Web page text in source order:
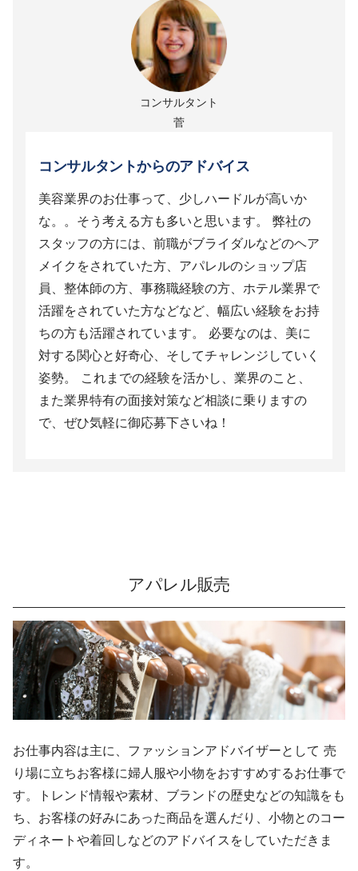
コンサルタント
菅
コンサルタントからのアドバイス
美容業界のお仕事って、少しハードルが高いか
な。。そう考える方も多いと思います。 弊社の
スタッフの方には、前職がブライダルなどのヘア
メイクをされていた方、アパレルのショップ店
員、整体師の方、事務職経験の方、ホテル業界で
活躍をされていた方などなど、幅広い経験をお持
ちの方も活躍されています。 必要なのは、美に
対する関心と好奇心、そしてチャレンジしていく
姿勢。 これまでの経験を活かし、業界のこと、
また業界特有の面接対策など相談に乗りますの
で、ぜひ気軽に御応募下さいね！
アパレル販売
お仕事内容は主に、ファッションアドバイザーとして 売
り場に立ちお客様に婦人服や小物をおすすめするお仕事で
す。トレンド情報や素材、ブランドの歴史などの知識をも
ち、お客様の好みにあった商品を選んだり、小物とのコー
ディネートや着回しなどのアドバイスをしていただきま
す。